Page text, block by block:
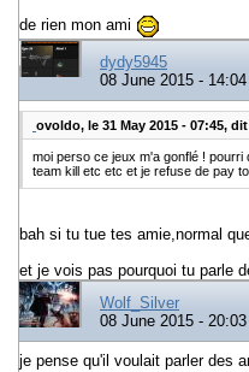
de rien mon ami
dydy5945
08 June 2015 - 14:04
ovoldo, le 31 May 2015 - 07:45,
moi perso ce jeux m'a gonflé !
team kill etc etc et je refuse de pay
bah si tu tue tes amie,normal
et je vois pas pourquoi tu parle
Wolf_Silver
08 June 2015 - 20:03
je pense qu'il voulait parler des